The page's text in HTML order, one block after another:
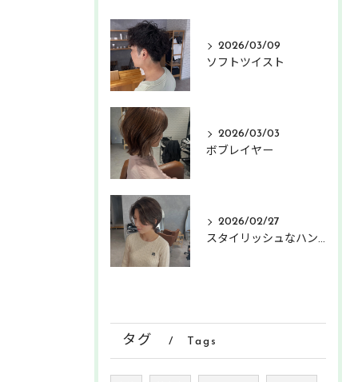
2026/03/09
ソフトツイスト
2026/03/03
ボブレイヤー
2026/02/27
スタイリッシュなハンサムショート
タグ Tags